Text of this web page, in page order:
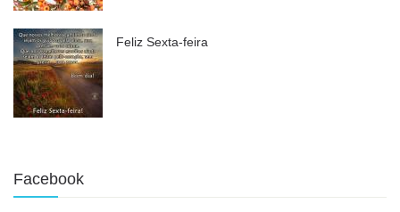
Feliz Sexta-feira
Facebook